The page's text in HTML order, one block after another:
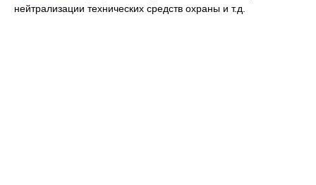
нейтрализации технических средств охраны и т.д.